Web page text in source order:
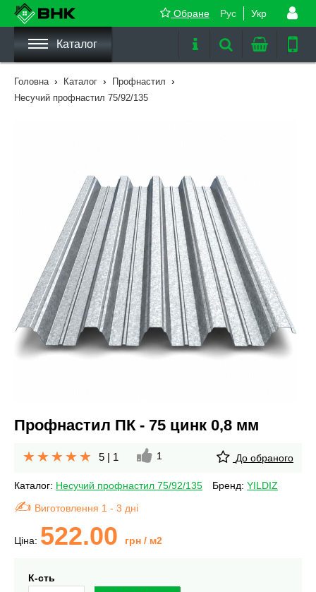
Рус Укр
Обране
Каталог
Головна › Каталог › Профнастил ›
Несучий профнастил 75/92/135
Профнастил ПК - 75 цинк 0,8 мм
5 | 1 1 До обраного
Каталог: Несучий профнастил 75/92/135 Бренд: YILDIZ
Виготовлення 1 - 3 дні
Ціна: 522.00 грн / м2
К-сть